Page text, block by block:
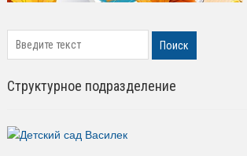
search
Поиск
Структурное подразделение